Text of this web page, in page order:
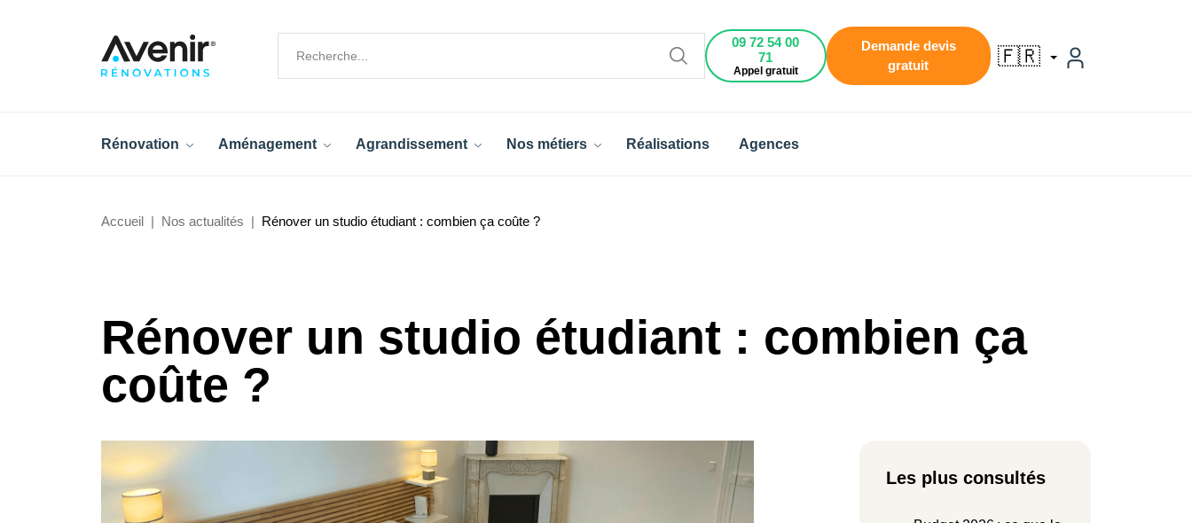
09 72 54 00
71
Appel gratuit
Demande devis
gratuit
🇫🇷
Rénovation Aménagement Agrandissement Nos métiers Réalisations Agences
Accueil Nos actualités Rénover un studio étudiant : combien ça coûte ?
Rénover un studio étudiant : combien ça
coûte ?
Les plus consultés